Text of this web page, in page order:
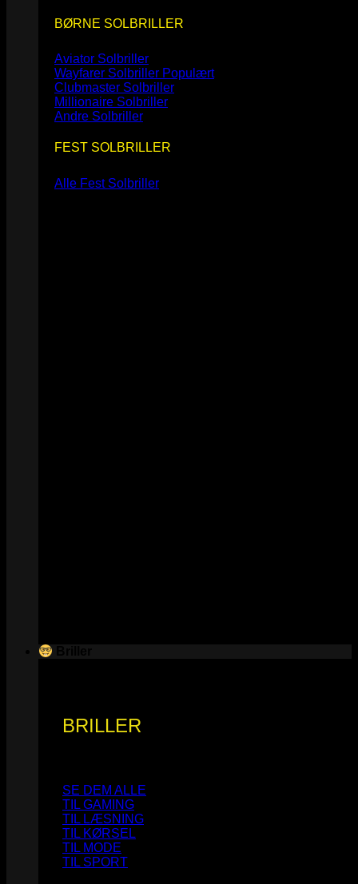
BØRNE SOLBRILLER
Aviator Solbriller
Wayfarer Solbriller
Clubmaster Solbriller
Millionaire Solbriller
Andre Solbriller
FEST SOLBRILLER
Alle Fest Solbriller
BRILLER
SE DEM ALLE
TIL GAMING
TIL LÆSNING
TIL KØRSEL
TIL MODE
TIL SPORT